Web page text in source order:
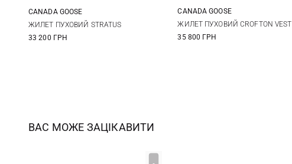
M L XL
CANADA GOOSE
ЖИЛЕТ ПУХОВИЙ STRATUS
33 200 ГРН
S M L
CANADA GOOSE
ЖИЛЕТ ПУХОВИЙ CROFTON VEST
35 800 ГРН
ВАС МОЖЕ ЗАЦІКАВИТИ